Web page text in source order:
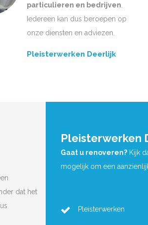
particulieren en bedrijven
Iedereen kan dus beroepen op
onze diensten en adviezen.
Pleisterwerken Deerlijk
dat het
Pleisterwerken
Gaat u renoveren? Kijk
mogelijk om een
Pleisterwerken